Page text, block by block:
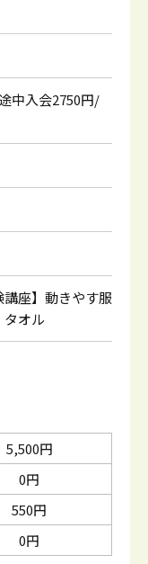
中入会2750円/
座】動きやす服
オル
5,500円
0円
550円
0円